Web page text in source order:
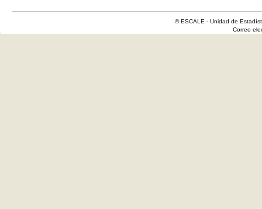
© ESCALE - Unidad de
Correo